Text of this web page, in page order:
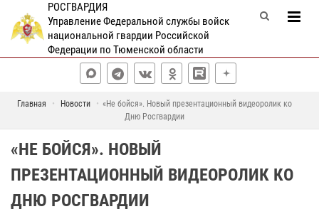
РОСГВАРДИЯ
Управление Федеральной службы войск
национальной гвардии Российской
Федерации по Тюменской области
Главная Новости
«Не бойся». Новый презентационный видеоролик ко
Дню Росгвардии
«НЕ БОЙСЯ». НОВЫЙ
ПРЕЗЕНТАЦИОННЫЙ ВИДЕОРОЛИК КО
ДНЮ РОСГВАРДИИ